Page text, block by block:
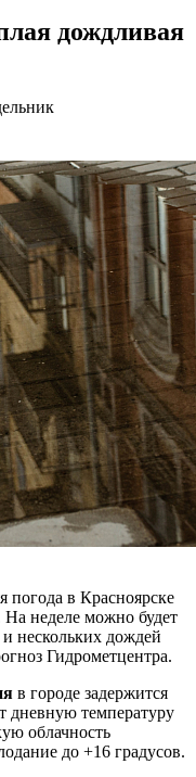
дождливая
погода в Красноярске
На неделе можно будет
нескольких дождей
Гидрометцентра.
в городе задержится
дневную температуру
облачность
до +16 градусов.